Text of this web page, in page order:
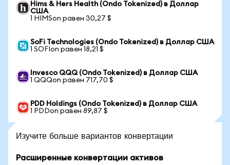
Hims & Hers Health (Ondo Tokenized) в Доллар
США
1 HIMSon равен 30,27 $
SoFi Technologies (Ondo Tokenized) в Доллар США
1 SOFIon равен 18,21 $
Invesco QQQ (Ondo Tokenized) в Доллар США
1 QQQon равен 717,70 $
PDD Holdings (Ondo Tokenized) в Доллар США
1 PDDon равен 89,87 $
Изучите больше вариантов конвертации
Расширенные конвертации активов